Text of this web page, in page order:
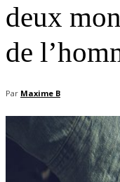
deux
de
Par Maxime B